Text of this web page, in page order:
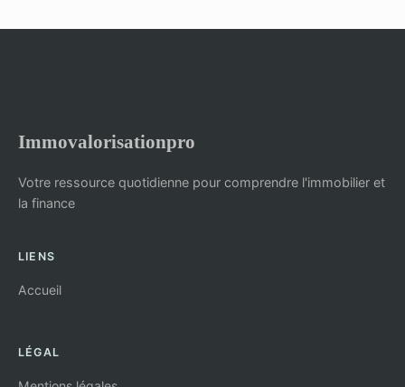
Immovalorisationpro
Votre ressource quotidienne pour comprendre l'immobilier et
la finance
LIENS
Accueil
LÉGAL